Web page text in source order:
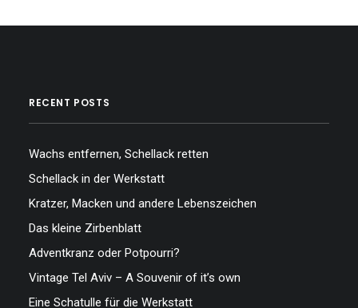
RECENT POSTS
Wachs entfernen, Schellack retten
Schellack in der Werkstatt
Kratzer, Macken und andere Lebenszeichen
Das kleine Zirbenblatt
Adventkranz oder Potpourri?
Vintage Tel Aviv – A Souvenir of it’s own
Eine Schatulle für die Werkstatt